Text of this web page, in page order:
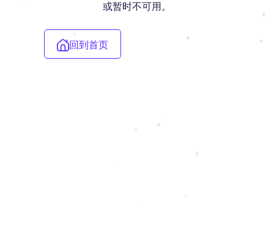
或暂时不可用。
回到首页